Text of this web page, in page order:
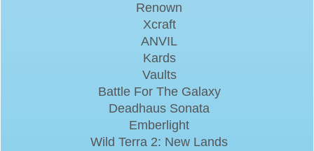
Renown
Xcraft
ANVIL
Kards
Vaults
Battle For The Galaxy
Deadhaus Sonata
Emberlight
Wild Terra 2: New Lands